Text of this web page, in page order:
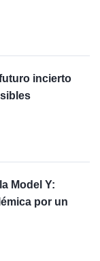
incierto
Model Y:
por un